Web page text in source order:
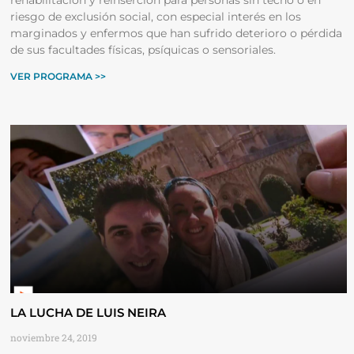
riesgo de exclusión social, con especial interés en los
marginados y enfermos que han sufrido deterioro o pérdida
de sus facultades físicas, psíquicas o sensoriales.
VER PROGRAMA >>
LA LUCHA DE LUIS NEIRA
noviembre 24, 2019